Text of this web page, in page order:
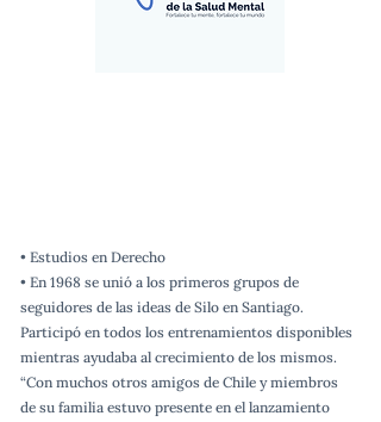
• Estudios en Derecho
• En 1968 se unió a los primeros grupos de
seguidores de las ideas de Silo en Santiago.
Participó en todos los entrenamientos disponibles
mientras ayudaba al crecimiento de los mismos.
“Con muchos otros amigos de Chile y miembros
de su familia estuvo presente en el lanzamiento